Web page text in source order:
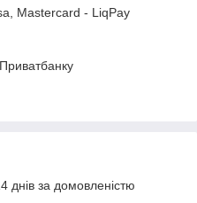
Mastercard - LiqPay
днів за домовленістю